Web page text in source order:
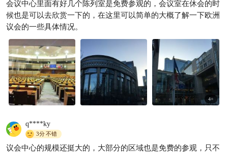
会议中心里面有好几个陈列室是免费参观的，会议室在休会的时
候也是可以去欣赏一下的，在这里可以简单的大概了解一下欧洲
议会的一些具体情况。
4+
q****ky
3分不错
议会中心的规模还挺大的，大部分的区域也是免费的参观，只不